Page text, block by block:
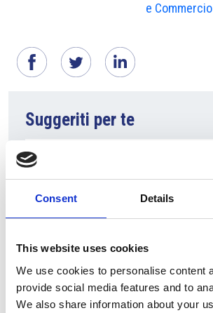
Consent Details
This website uses cookies
We use cookies to personalise content
provide social media features and to
We also share information about your
e Commercio
Suggeriti per te
7 Agosto 2026